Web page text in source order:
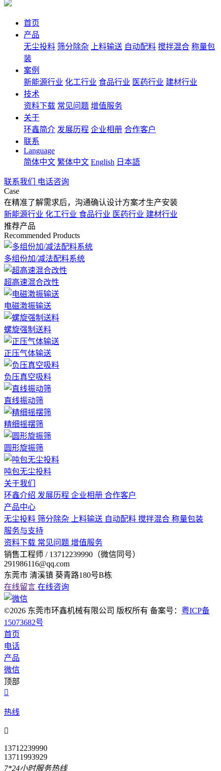
首页
产品
无尘投料 筛分除杂 上料输送 自动配料 搅拌混合 称量包
装
案例
新能源行业 化工行业 食品行业 医药行业 建材行业
技术
资料下载 常见问题 增值服务
关于
环鑫简介 发展历程 企业相册 合作客户
联系
Language
简体中文 繁体中文 English 日本語
联系我们
电话咨询
Case
在精准了解需求后，沟通确认设计方案才生产安装
新能源行业 化工行业 食品行业 医药行业 建材行业
推荐产品
Recommended Products
多组份加/减法配料系统
超高速混合改性
电磁激振输送
螺旋强制送料
正压气体输送
负压真空吸料
直线振动筛
精细摇摆筛
圆形旋振筛
吨包无尘投料
关于我们
环鑫介绍 发展历程 企业相册 合作客户
产品中心
无尘投料 筛分除杂 上料输送 自动配料 搅拌混合 称量包装
服务与支持
资料下载 常见问题 增值服务
销售工程师 / 13712239990（微信同号）
291986116@qq.com
东莞市 清溪镇 葵青路180号B栋
在线留言 在线咨询
©2026 东莞市环鑫机械有限公司 版权所有 备案号： 粤ICP备
15073682号
首页
电话
产品
微信
顶部

热线

13712239990
13711993929
7*24小时服务热线